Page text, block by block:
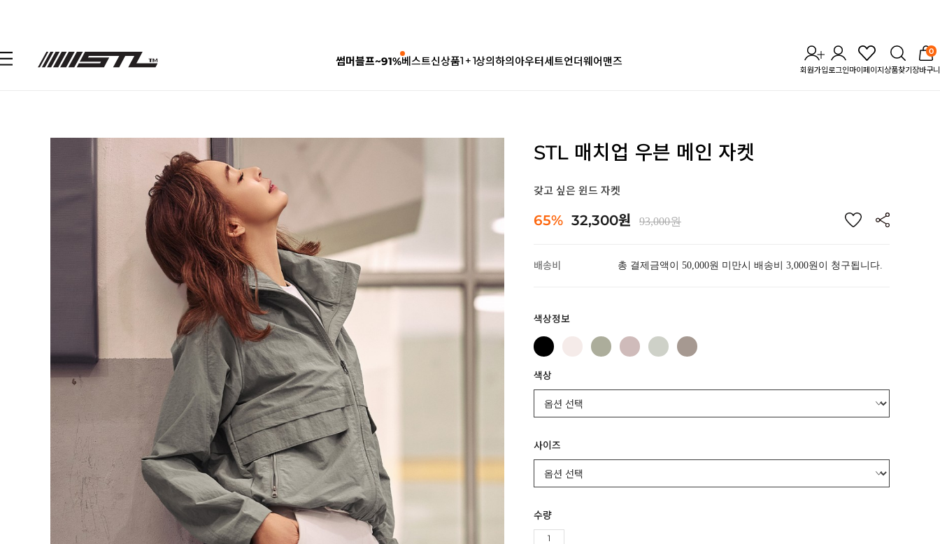
썸머블프~91%베스트신상품1 + 1상의하의아우터세트언더웨어맨즈
회원가입로그인마이페이지 상품찾기
0
장바구니
STL 매치업 우븐 메인 자켓
갖고 싶은 윈드 자켓
65% 32,300원 93,000원
배송비 총 결제금액이 50,000원 미만시 배송비 3,000원이 청구됩니다.
색상정보
색상
사이즈
수량